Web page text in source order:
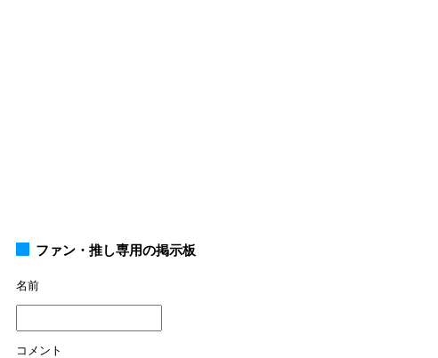
ファン・推し専用の掲示板
名前
コメント